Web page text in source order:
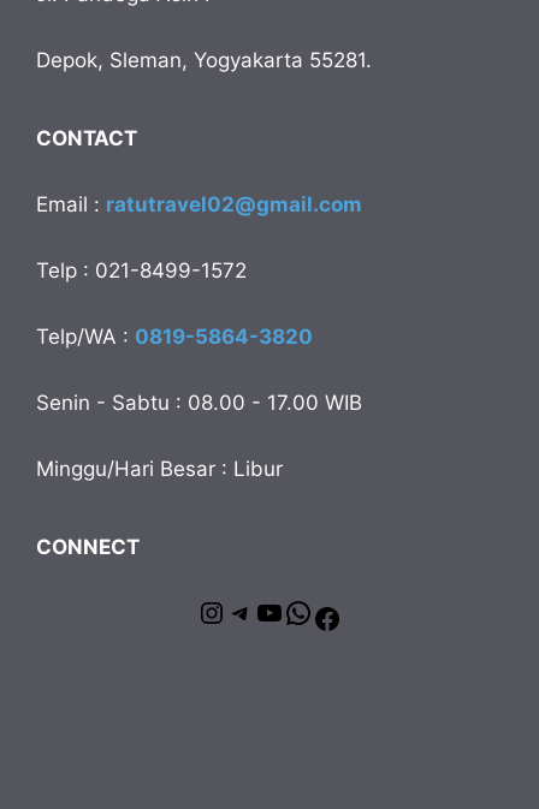
Depok, Sleman, Yogyakarta 55281.
CONTACT
Email : ratutravel02@gmail.com
Telp : 021-8499-1572
Telp/WA : 0819-5864-3820
Senin - Sabtu : 08.00 - 17.00 WIB
Minggu/Hari Besar : Libur
CONNECT